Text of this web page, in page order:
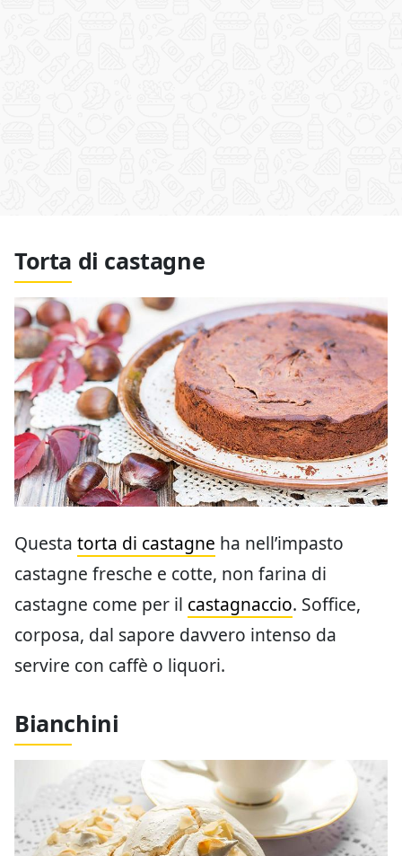
Torta di castagne
Questa torta di castagne ha nell’impasto
castagne fresche e cotte, non farina di
castagne come per il castagnaccio. Soffice,
corposa, dal sapore davvero intenso da
servire con caffè o liquori.
Bianchini